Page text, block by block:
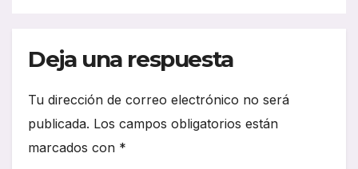
Deja una respuesta
Tu dirección de correo electrónico no será
publicada. Los campos obligatorios están
marcados con *